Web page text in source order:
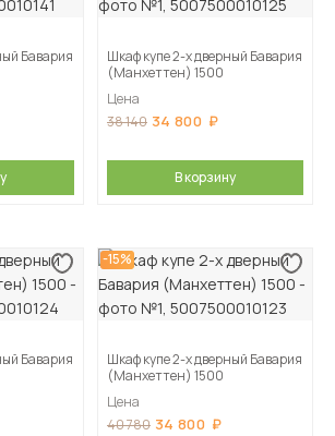
Бавария
Шкаф купе 2-х дверный Бавария
(Манхеттен) 1500
Цена
38 140 34 800
В корзину
Бавария
-15%
Шкаф купе 2-х дверный Бавария
(Манхеттен) 1500
Цена
40 780 34 800